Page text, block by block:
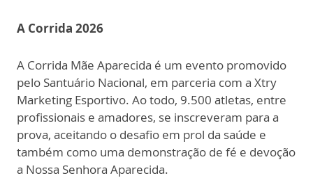
A Corrida 2026
A Corrida Mãe Aparecida é um evento promovido
pelo Santuário Nacional, em parceria com a Xtry
Marketing Esportivo. Ao todo, 9.500 atletas, entre
profissionais e amadores, se inscreveram para a
prova, aceitando o desafio em prol da saúde e
também como uma demonstração de fé e devoção
a Nossa Senhora Aparecida.